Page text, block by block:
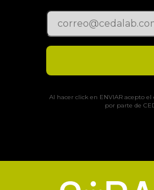
Al hacer click en ENVIAR acepto
por parte de